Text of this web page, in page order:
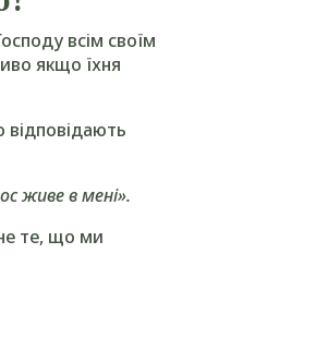
всім своїм
якщо їхня
відповідають
живе в мені».
те, що ми